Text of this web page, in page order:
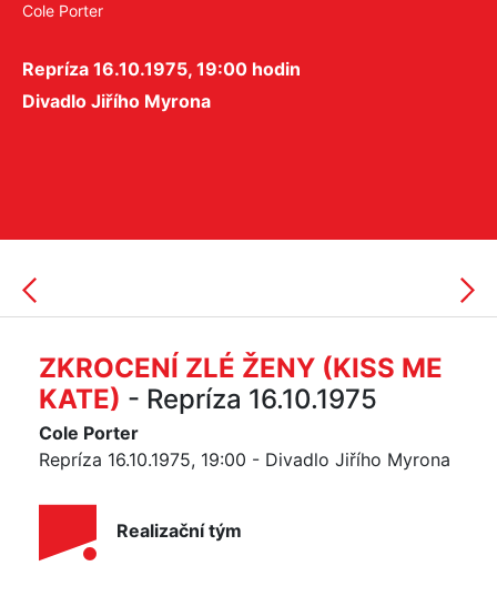
Cole Porter
Repríza 16.10.1975, 19:00 hodin
Divadlo Jiřího Myrona
ZKROCENÍ ZLÉ ŽENY (KISS ME
KATE) - Repríza 16.10.1975
Cole Porter
Repríza 16.10.1975, 19:00 - Divadlo Jiřího Myrona
Realizační tým